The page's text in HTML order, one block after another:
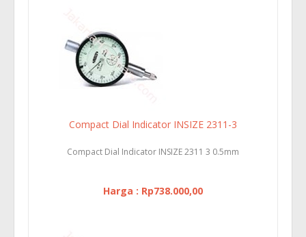
Compact Dial Indicator INSIZE 2311-3
Compact Dial Indicator INSIZE 2311 3 0.5mm
Harga : Rp738.000,00